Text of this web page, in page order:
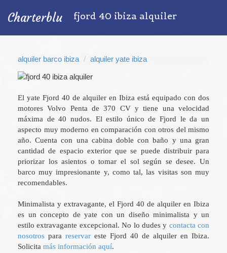
Charterblu fjord 40 ibiza alquiler
alquiler barco ibiza alquiler yate ibiza
El yate Fjord 40 de alquiler en Ibiza está equipado con dos
motores Volvo Penta de 370 CV y tiene una velocidad
máxima de 40 nudos. El estilo único de Fjord le da un
aspecto muy moderno en comparación con otros del mismo
año. Cuenta con una cabina doble con baño y una gran
cantidad de espacio exterior que se puede distribuir para
priorizar los asientos o tomar el sol según se desee. Un
barco muy impresionante y, como tal, las visitas son muy
recomendables.
Minimalista y extravagante, el Fjord 40 de alquiler en Ibiza
es un concepto de yate con un diseño minimalista y un
estilo extravagante excepcional. No lo dudes y contacta con
nosotros para reservar este Fjord 40 de alquiler en Ibiza.
Solicita más información aquí.